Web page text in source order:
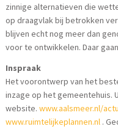
zinnige alternatieven die
op draagvlak bij betrokken
blijven echt nog meer dan
voor te ontwikkelen. Daar
Inspraak
Het voorontwerp van het
inzage op het gemeentehuis.
website.www.aalsmeer.nl/
www.ruimtelijkeplannen.nl .